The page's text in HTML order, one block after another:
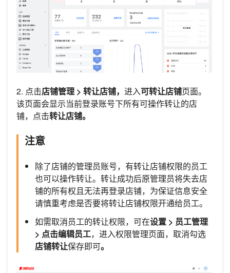
2. 点击店铺管理 > 转让店铺， 进入可转让店铺页面。
该页面会显示当前登录账号下所有可操作转让的店
铺，点击转让店铺。
注意
除了店铺的管理员账号，有转让店铺权限的员工
也可以操作转让。转让成功后原管理员将失去店
铺的所有权且无法再登录店铺，为保证信息安全
请慎重考虑是否要将转让店铺权限开通给员工。
如需取消员工的转让权限，可在设置 > 员工管理
> 点击编辑员工，进入权限管理页面，取消勾选
店铺转让保存即可。